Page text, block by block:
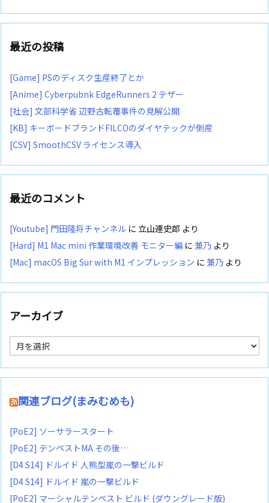
最近の投稿
[Game] PSのディスク生産終了とか
[Anime] Cyberpubnk EdgeRunners 2 テザー
[社会] 文部科学省 辺野古転覆事件の見解公開
[KB] キーボードブランドFILCOのダイヤテックが倒産
[CSV] SmoothCSV ライセンス導入
最近のコメント
[Youtube] 門田隆将チャンネル に 立山連史郎 より
[Hard] M1 Mac mini 作業環境改善 モニター編 に 兼乃 より
[Mac] macOS Big Sur with M1 インプレッション に 兼乃 より
アーカイブ
ア
ー
カ
イ
関連ブログ(まみむめも)
[PoE2] ソーサラースタート
[PoE2] テンペストMA その後…
[D4 S14] ドルイド 人熊型嵐の一撃ビルド
[D4 S14] ドルイド 嵐の一撃ビルド
[PoE2] マーシャルテンペスト ビルド (ダウングレード版)